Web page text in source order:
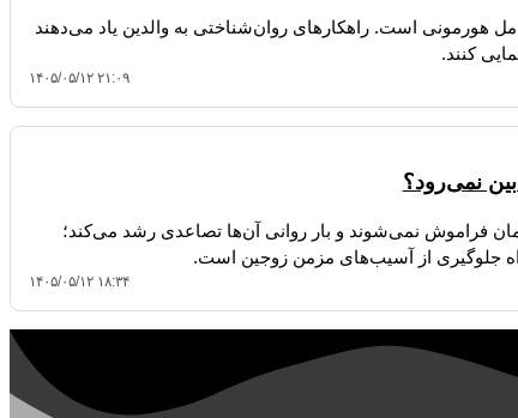
هورمونی است. راهکارهای روان‌شناختی به والدین یاد می‌دهند
کنند.
۱۴۰۵/۰۵/۱۲ ۲۱:۰۹
نمی‌رود؟
فراموش نمی‌شوند و بار روانی آن‌ها تصاعدی رشد می‌کند؛
جلوگیری از آسیب‌های مزمن زوجین است.
۱۴۰۵/۰۵/۱۲ ۱۸:۳۴